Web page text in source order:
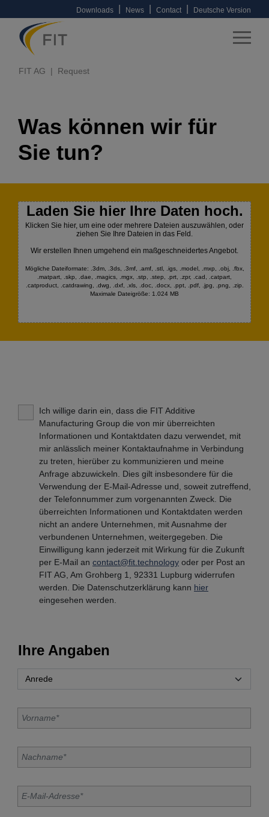
Downloads News Contact Deutsche Version
FIT AG Request
Was können wir für
Sie tun?
Laden Sie hier Ihre Daten hoch.
Klicken Sie hier, um eine oder mehrere Dateien auszuwählen, oder
ziehen Sie Ihre Dateien in das Feld.
Wir erstellen Ihnen umgehend ein maßgeschneidertes Angebot.
Mögliche Dateiformate: .3dm, .3ds, .3mf, .amf, .stl, .igs, .model, .mxp, .obj, .fbx,
.matpart, .skp, .dae, .magics, .mgx, .stp, .step, .prt, .zpr, .cad, .catpart,
.catproduct, .catdrawing, .dwg, .dxf, .xls, .doc, .docx, .ppt, .pdf, .jpg, .png, .zip.
Maximale Dateigröße: 1.024 MB
Ich willige darin ein, dass die FIT Additive
Manufacturing Group die von mir überreichten
Informationen und Kontaktdaten dazu verwendet, mit
mir anlässlich meiner Kontaktaufnahme in Verbindung
zu treten, hierüber zu kommunizieren und meine
Anfrage abzuwickeln. Dies gilt insbesondere für die
Verwendung der E-Mail-Adresse und, soweit zutreffend,
der Telefonnummer zum vorgenannten Zweck. Die
überreichten Informationen und Kontaktdaten werden
nicht an andere Unternehmen, mit Ausnahme der
verbundenen Unternehmen, weitergegeben. Die
Einwilligung kann jederzeit mit Wirkung für die Zukunft
per E-Mail an contact@fit.technology oder per Post an
FIT AG, Am Grohberg 1, 92331 Lupburg widerrufen
werden. Die Datenschutzerklärung kann hier
eingesehen werden.
Ihre Angaben